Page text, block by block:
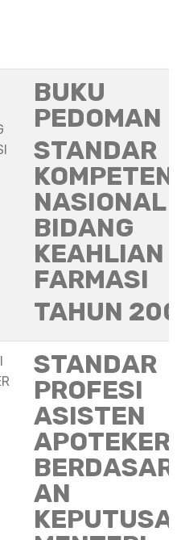
BUKU
PEDOMAN
STANDAR
NASIONAL
BIDANG
KEAHLIAN
FARMASI
TAHUN
STANDAR
PROFESI
ASISTEN
APOTEKER
AN